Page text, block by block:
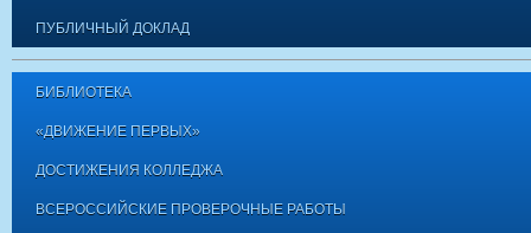
ПУБЛИЧНЫЙ ДОКЛАД
БИБЛИОТЕКА
«ДВИЖЕНИЕ ПЕРВЫХ»
ДОСТИЖЕНИЯ КОЛЛЕДЖА
ВСЕРОССИЙСКИЕ ПРОВЕРОЧНЫЕ РАБОТЫ